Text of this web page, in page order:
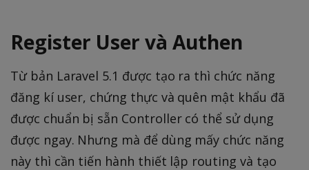
Register User và Authen
Từ bản Laravel 5.1 được tạo ra thì chức năng
đăng kí user, chứng thực và quên mật khẩu đã
được chuẩn bị sẵn Controller có thể sử dụng
được ngay. Nhưng mà để dùng mấy chức năng
này thì cần tiến hành thiết lập routing và tạo